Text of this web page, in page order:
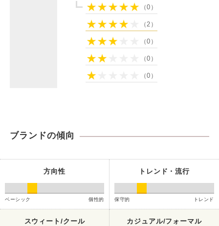
（0）
（2）
（0）
（0）
（0）
ブランドの傾向
方向性
ベーシック 個性的
トレンド・流行
保守的 トレンド
スウィート/クール カジュアル/フォーマル